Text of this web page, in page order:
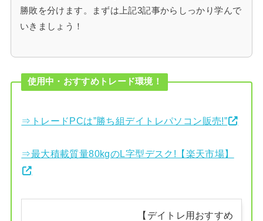
勝敗を分けます。まずは上記3記事からしっかり学んで
いきましょう！
使用中・おすすめトレード環境！
⇒トレードPCは”勝ち組デイトレパソコン販売!”
⇒最大積載質量80kgのL字型デスク!【楽天市場】
【デイトレ用おすすめ